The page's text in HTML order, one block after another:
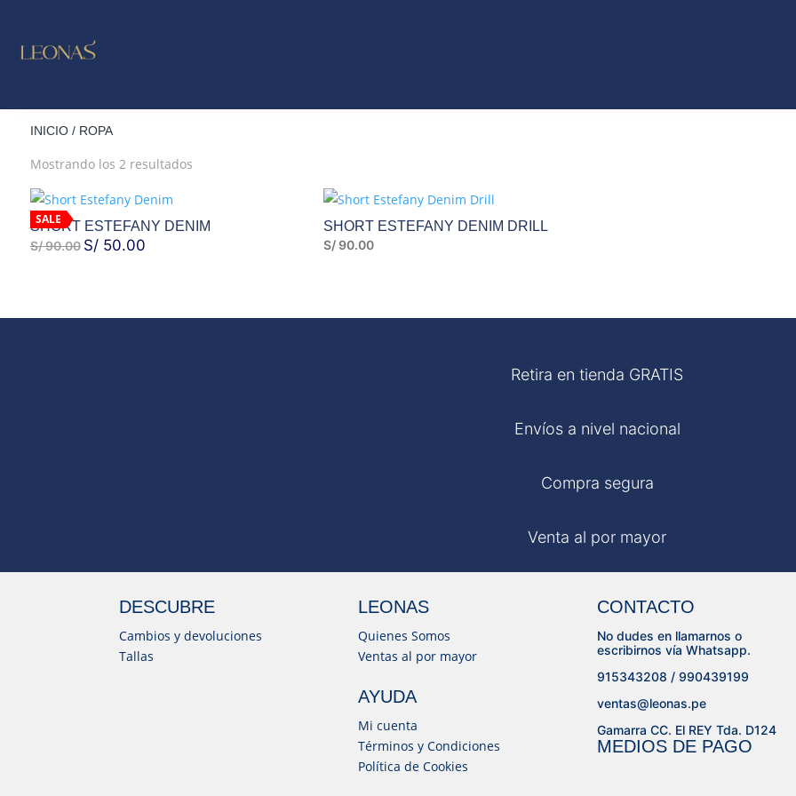
INICIO/ ROPA
Mostrando los 2 resultadosOrdenado
últimos
SALE
SHORT ESTEFANY DENIM
S/90.00 EL
S/50.00EL
SHORT ESTEFANY DENIM DRILL
S/90.00
Retira en tienda GRATIS
Envíos a nivel nacional
Compra segura
Venta al por mayor
DESCUBRE
Cambios y devoluciones
Tallas
LEONAS
Quienes Somos
Ventas al por mayor
AYUDA
Mi cuenta
Términos y Condiciones
Política de Cookies
CONTACTO
No dudes en llamarnos o
escribirnos vía Whatsapp.
915343208 / 990439199
ventas@leonas.pe
Gamarra CC. El REY Tda. D124
MEDIOS DE PAGO